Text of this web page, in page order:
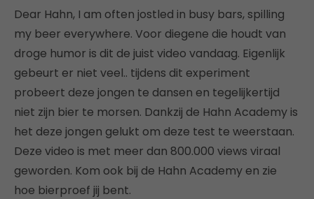
Dear Hahn, I am often jostled in busy bars, spilling
my beer everywhere. Voor diegene die houdt van
droge humor is dit de juist video vandaag. Eigenlijk
gebeurt er niet veel.. tijdens dit experiment
probeert deze jongen te dansen en tegelijkertijd
niet zijn bier te morsen. Dankzij de Hahn Academy is
het deze jongen gelukt om deze test te weerstaan.
Deze video is met meer dan 800.000 views viraal
geworden. Kom ook bij de Hahn Academy en zie
hoe bierproef jij bent.